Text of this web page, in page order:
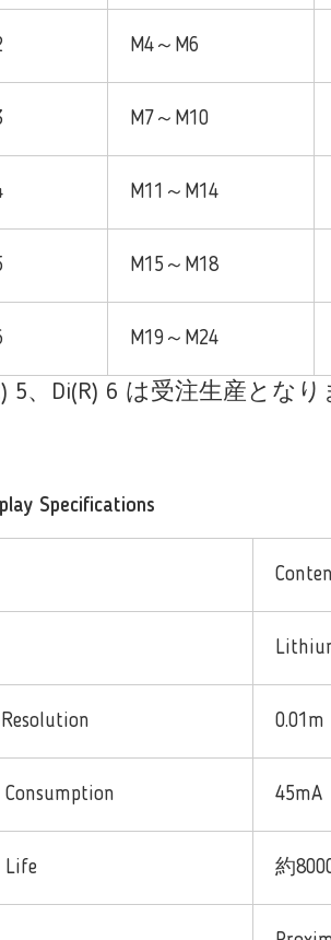
M4～M6
M7～M10
M11～M14
M15～M18
M19～M24
5、Di(R) 6 は受注生産とな
Specifications
0.01m
45mA
Life 約